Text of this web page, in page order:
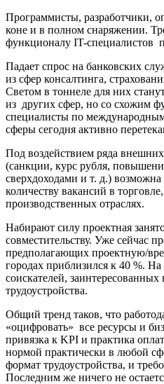
Программисты, разработчики,
коне и в полном снаряжении.
функционалу IT-специалистов
Падает спрос на банковских
из сфер консалтинга,
Светом в тоннеле для них
из других сфер, но со схожим
специалисты по
сферы сегодня активно
Под воздействием ряда
(санкции, курс рубля,
сверхдоходами и т. д.)
количеству вакансий в
производственных отраслях.
Набирают силу проектная
совместительству. Уже сейчас
предполагающих проектную/
городах приблизился к 40 %.
соискателей,
трудоустройства.
Общий тренд таков, что
«оцифровать» все ресурсы и
привязка к KPI и практика
нормой практически в любой
формат трудоустройства, и
Последним же ничего не